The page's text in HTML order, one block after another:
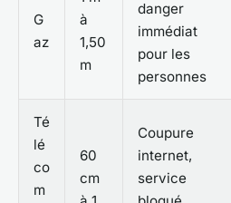
G
az
à
1,50
m
danger
immédiat
pour les
personnes
Té
lé
co
m
60
cm
Coupure
internet,
service